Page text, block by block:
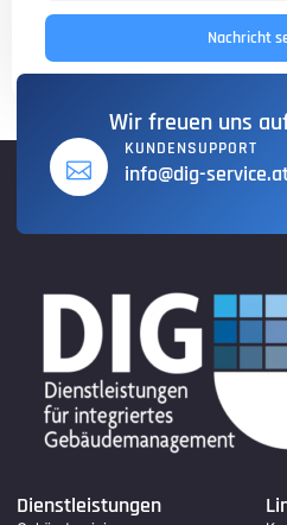
Nachricht
Wir freuen uns
KUNDENSUPPORT
info@dig-
Dienstleistungen